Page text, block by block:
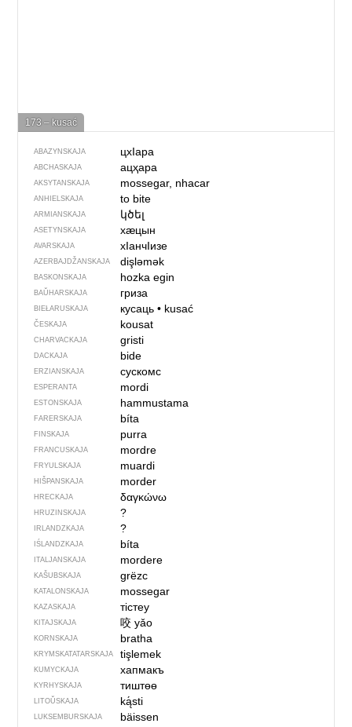
173 – kusać
ABAZYNSKAJA цхIара
ABCHASKAJA ацҳара
AKSYTANSKAJA mossegar, nhacar
ANHIELSKAJA to bite
ARMIANSKAJA կծել
ASETYNSKAJA хӕцын
AVARSKAJA хIанчIизе
AZERBAJDŽAN­SKAJA dişləmək
BASKONSKAJA hozka egin
BAŬHARSKAJA гриза
BIEŁARUSKAJA кусаць• kusać
ČESKAJA kousat
CHARVACKAJA gristi
DACKAJA bide
ERZIANSKAJA сускомс
ESPERANTA mordi
ESTONSKAJA hammustama
FARERSKAJA bíta
FINSKAJA purra
FRANCUSKAJA mordre
FRYULSKAJA muardi
HIŠPANSKAJA morder
HRECKAJA δαγκώνω
HRUZINSKAJA ?
IRLANDZKAJA ?
IŚLANDZKAJA bíta
ITALJANSKAJA mordere
KAŠUBSKAJA grëzc
KATALONSKAJA mossegar
KAZASKAJA тістеу
KITAJSKAJA 咬yǎo
KORNSKAJA bratha
KRYMSKA­TATARSKAJA tişlemek
KUMYCKAJA хапмакъ
KYRHYSKAJA тиштөө
LITOŬSKAJA ką́sti
LUKSEMBURSKAJA
bäissen